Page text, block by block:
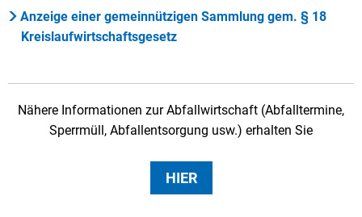
Anzeige einer gemeinnützigen Sammlung gem. § 18
Kreislaufwirtschaftsgesetz
Nähere Informationen zur Abfallwirtschaft (Abfalltermine,
Sperrmüll, Abfallentsorgung usw.) erhalten Sie
HIER